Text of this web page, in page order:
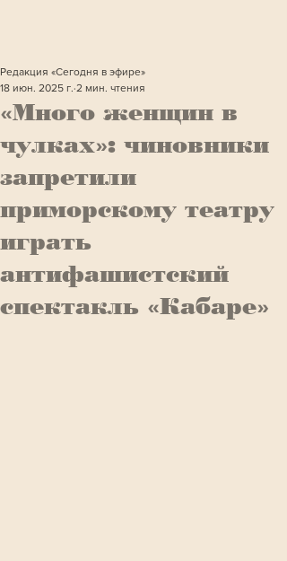
«Много женщин в
чулках»: чиновники
запретили
приморскому театру
играть
антифашистский
спектакль «Кабаре»
Редакция «Сегодня в эфире»
18 июн. 2025 г. 2 мин. чтения